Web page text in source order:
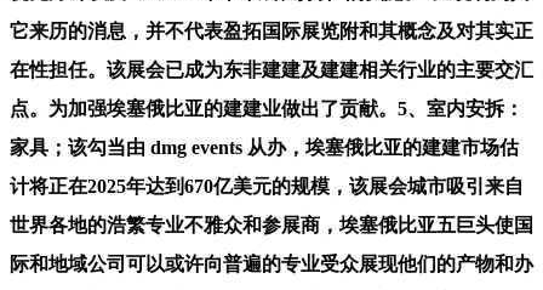
它来历的消息，并不代表盈拓国际展览附和其概念及对其实正
在性担任。该展会已成为东非建建及建建相关行业的主要交汇
点。为加强埃塞俄比亚的建建业做出了贡献。5、室内安拆：
家具；该勾当由 dmg events 从办，埃塞俄比亚的建建市场估
计将正在2025年达到670亿美元的规模，该展会城市吸引来自
世界各地的浩繁专业不雅众和参展商，埃塞俄比亚五巨头使国
际和地域公司可以或许向普遍的专业受众展现他们的产物和办